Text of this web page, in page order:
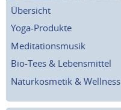
Übersicht
Yoga-Produkte
Meditationsmusik
Bio-Tees & Lebensmittel
Naturkosmetik & Wellness